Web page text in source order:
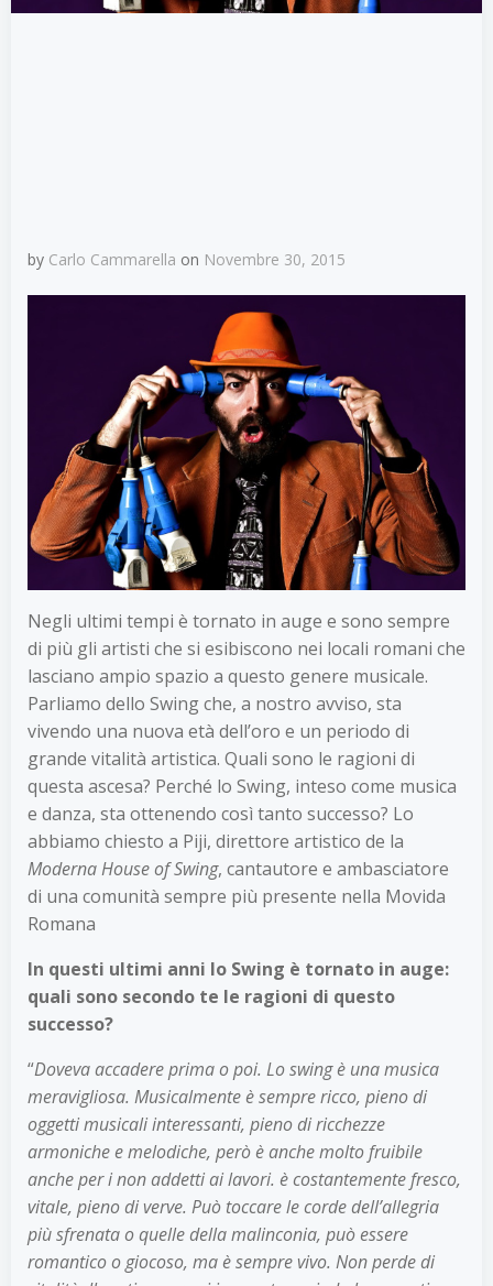
by Carlo Cammarella on Novembre 30, 2015
Negli ultimi tempi è tornato in auge e sono sempre
di più gli artisti che si esibiscono nei locali romani che
lasciano ampio spazio a questo genere musicale.
Parliamo dello Swing che, a nostro avviso, sta
vivendo una nuova età dell’oro e un periodo di
grande vitalità artistica. Quali sono le ragioni di
questa ascesa? Perché lo Swing, inteso come musica
e danza, sta ottenendo così tanto successo? Lo
abbiamo chiesto a Piji, direttore artistico de la
Moderna House of Swing, cantautore e ambasciatore
di una comunità sempre più presente nella Movida
Romana
In questi ultimi anni lo Swing è tornato in auge:
quali sono secondo te le ragioni di questo
successo?
“Doveva accadere prima o poi. Lo swing è una musica
meravigliosa. Musicalmente è sempre ricco, pieno di
oggetti musicali interessanti, pieno di ricchezze
armoniche e melodiche, però è anche molto fruibile
anche per i non addetti ai lavori. è costantemente fresco,
vitale, pieno di verve. Può toccare le corde dell’allegria
più sfrenata o quelle della malinconia, può essere
romantico o giocoso, ma è sempre vivo. Non perde di